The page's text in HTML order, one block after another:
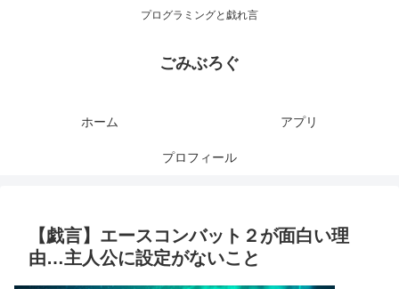
プログラミングと戯れ言
ごみぶろぐ
ホーム アプリ
プロフィール
【戯言】エースコンバット２が面白い理
由…主人公に設定がないこと